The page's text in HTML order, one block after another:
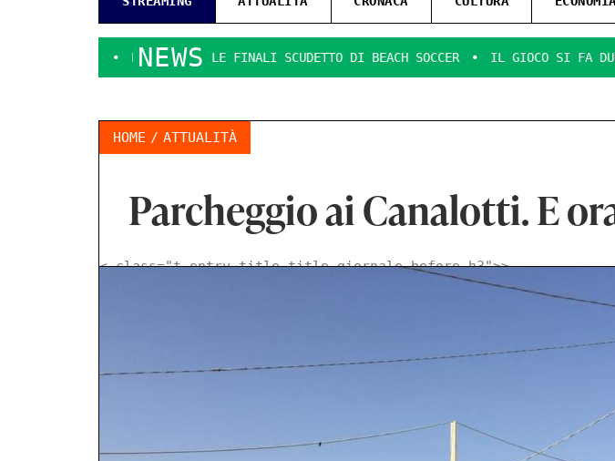
NEWS
PRESENTATE LE FINALI SCUDETTO DI BEACH SOCCER IL GIOCO SI FA DURO. IL PD
HOME ATTUALITÀ
Parcheggio ai Canalotti. E
< class="t-entry-title title-giornale-before h3">>